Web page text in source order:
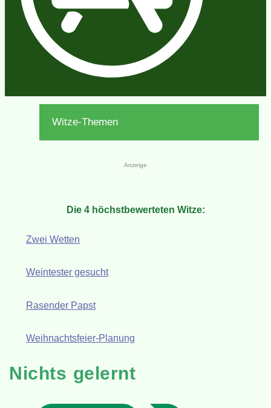
Witze-Themen
Anzeige
Die 4 höchstbewerteten Witze:
Zwei Wetten
Weintester gesucht
Rasender Papst
Weihnachtsfeier-Planung
Nichts gelernt